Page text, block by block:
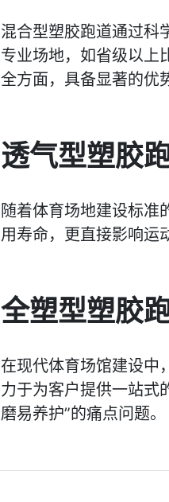
混合型塑胶跑道通过科
专业场地，如省级以上
全方面，具备显著的优
透气型塑胶
随着体育场地建设标准
用寿命，更直接影响运
全塑型塑胶
在现代体育场馆建设中
力于为客户提供一站式
磨易养护”的痛点问题。